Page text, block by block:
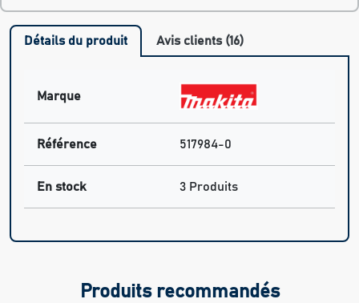
Détails du produit Avis clients (16)
Marque
Référence 517984-0
En stock 3 Produits
Produits recommandés